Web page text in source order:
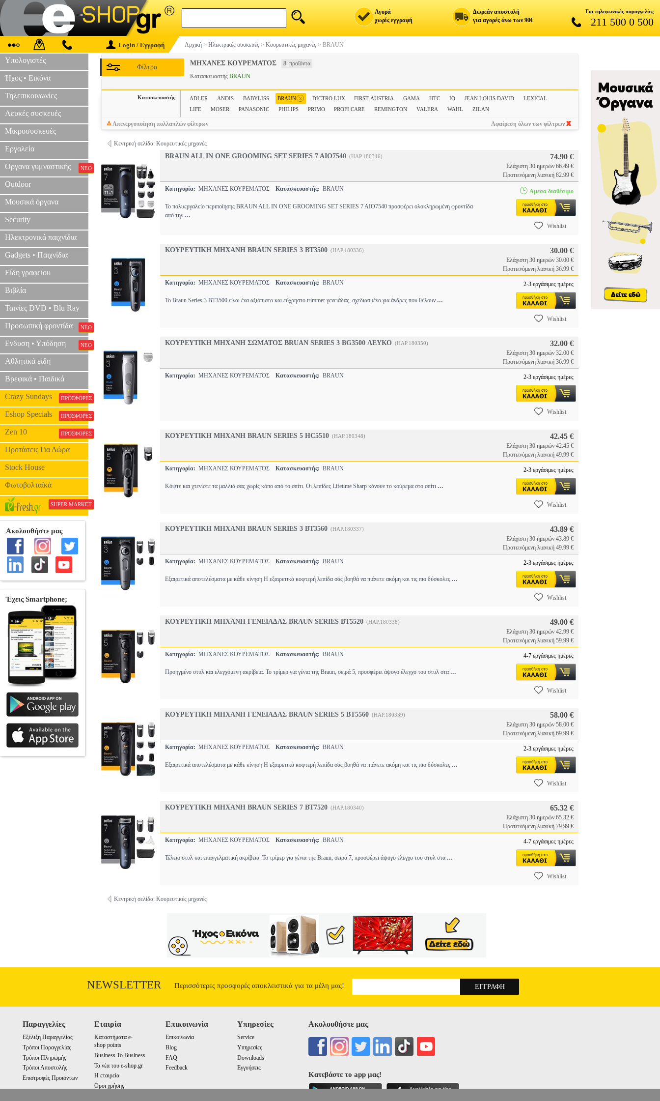
Αγορά
χωρίς εγγραφή
Δωρεάν αποστολή
για αγορές άνω των 90€
Για τηλεφωνικές παραγγελίες
211 500 0 500
Login / Εγγραφή Αρχική > Ηλεκτρικές συσκευές > Κουρευτικές μηχανές > BRAUN
Υπολογιστές
Ήχος • Εικόνα
Τηλεπικοινωνίες
Λευκές συσκευές
Μικροσυσκευές
Εργαλεία
Οργανα γυμναστικής ΝΕΟ
Outdoor
Μουσικά όργανα
Security
Ηλεκτρονικά παιχνίδια
Gadgets • Παιχνίδια
Είδη γραφείου
Βιβλία
Ταινίες DVD • Blu Ray
Προσωπική φροντίδα ΝΕΟ
Ενδυση • Υπόδηση ΝΕΟ
Αθλητικά είδη
Βρεφικά • Παιδικά
Crazy Sundays ΠΡΟΣΦΟΡΕΣ
Eshop Specials ΠΡΟΣΦΟΡΕΣ
Zen 10 ΠΡΟΣΦΟΡΕΣ
Προτάσεις Για Δώρα
Stock House
Φωτοβολταϊκά
SUPER MARKET
ΜΗΧΑΝΕΣ ΚΟΥΡΕΜΑΤΟΣ 8 προϊόντα
Φίλτρα
Κατασκευαστής BRAUN
Κατασκευαστής ADLER ANDIS BABYLISS BRAUN x DICTRO LUX FIRST AUSTRIA GAMA HTC IQ JEAN LOUIS DAVID
LEXICAL
LIFE
MOSER PANASONIC PHILIPS PRIMO PROFI CARE REMINGTON VALERA WAHL ZILAN
Απενεργοποίηση πολλαπλών φίλτρων Αφαίρεση όλων των φίλτρων
Κεντρική σελίδα: Κουρευτικές μηχανές
BRAUN ALL IN ONE GROOMING SET SERIES 7 AIO7540 (HAP.180346) 74.90 €
Ελάχιστη 30 ημερών 66.49 €
Προτεινόμενη λιανική 82.99 €
Κατηγορία: ΜΗΧΑΝΕΣ ΚΟΥΡΕΜΑΤΟΣ Κατασκευαστής: BRAUN
Το πολυεργαλείο περιποίησης BRAUN ALL IN ONE GROOMING SET SERIES 7 AIO7540 προσφέρει ολοκληρωμένη φροντίδα
από την ...
Αμεσα διαθέσιμο
Wishlist
ΚΟΥΡΕΥΤΙΚΗ ΜΗΧΑΝΗ BRAUN SERIES 3 BT3500 (HAP.180336) 30.00 €
Ελάχιστη 30 ημερών 30.00 €
Προτεινόμενη λιανική 36.99 €
Κατηγορία: ΜΗΧΑΝΕΣ ΚΟΥΡΕΜΑΤΟΣ Κατασκευαστής: BRAUN
Το Braun Series 3 BT3500 είναι ένα αξιόπιστο και εύχρηστο trimmer γενειάδας, σχεδιασμένο για άνδρες που θέλουν ...
2-3 εργάσιμες ημέρες
Wishlist
ΚΟΥΡΕΥΤΙΚΗ ΜΗΧΑΝΗ ΣΩΜΑΤΟΣ BRUAN SERIES 3 BG3500 ΛΕΥΚΟ (HAP.180350) 32.00 €
Ελάχιστη 30 ημερών 32.00 €
Προτεινόμενη λιανική 36.99 €
Κατηγορία: ΜΗΧΑΝΕΣ ΚΟΥΡΕΜΑΤΟΣ Κατασκευαστής: BRAUN 2-3 εργάσιμες ημέρες
Wishlist
ΚΟΥΡΕΥΤΙΚΗ ΜΗΧΑΝΗ BRAUN SERIES 5 HC5510 (HAP.180348) 42.45 €
Ελάχιστη 30 ημερών 42.45 €
Προτεινόμενη λιανική 49.99 €
Κατηγορία: ΜΗΧΑΝΕΣ ΚΟΥΡΕΜΑΤΟΣ Κατασκευαστής: BRAUN
Κόψτε και χτενίστε τα μαλλιά σας χωρίς κόπο από το σπίτι. Οι λεπίδες Lifetime Sharp κάνουν το κούρεμα στο σπίτι ...
2-3 εργάσιμες ημέρες
Wishlist
ΚΟΥΡΕΥΤΙΚΗ ΜΗΧΑΝΗ BRAUN SERIES 3 BT3560 (HAP.180337) 43.89 €
Ελάχιστη 30 ημερών 43.89 €
Προτεινόμενη λιανική 49.99 €
Κατηγορία: ΜΗΧΑΝΕΣ ΚΟΥΡΕΜΑΤΟΣ Κατασκευαστής: BRAUN
Εξαιρετικά αποτελέσματα με κάθε κίνηση Η εξαιρετικά κοφτερή λεπίδα σάς βοηθά να πιάνετε ακόμη και τις πιο δύσκολες ...
2-3 εργάσιμες ημέρες
Wishlist
ΚΟΥΡΕΥΤΙΚΗ ΜΗΧΑΝΗ ΓΕΝΕΙΑΔΑΣ BRAUN SERIES BT5520 (HAP.180338) 49.00 €
Ελάχιστη 30 ημερών 42.99 €
Προτεινόμενη λιανική 59.99 €
Κατηγορία: ΜΗΧΑΝΕΣ ΚΟΥΡΕΜΑΤΟΣ Κατασκευαστής: BRAUN
Προηγμένο στυλ και ελεγχόμενη ακρίβεια. Το τρίμερ για γένια της Braun, σειρά 5, προσφέρει άψογο έλεγχο του στυλ στα ...
4-7 εργάσιμες ημέρες
Wishlist
ΚΟΥΡΕΥΤΙΚΗ ΜΗΧΑΝΗ ΓΕΝΕΙΑΔΑΣ BRAUN SERIES 5 BT5560 (HAP.180339) 58.00 €
Ελάχιστη 30 ημερών 58.00 €
Προτεινόμενη λιανική 69.99 €
Κατηγορία: ΜΗΧΑΝΕΣ ΚΟΥΡΕΜΑΤΟΣ Κατασκευαστής: BRAUN
Εξαιρετικά αποτελέσματα με κάθε κίνηση Η εξαιρετικά κοφτερή λεπίδα σάς βοηθά να πιάνετε ακόμη και τις πιο δύσκολες ...
2-3 εργάσιμες ημέρες
Wishlist
ΚΟΥΡΕΥΤΙΚΗ ΜΗΧΑΝΗ BRAUN SERIES 7 BT7520 (HAP.180340) 65.32 €
Ελάχιστη 30 ημερών 65.32 €
Προτεινόμενη λιανική 79.99 €
Κατηγορία: ΜΗΧΑΝΕΣ ΚΟΥΡΕΜΑΤΟΣ Κατασκευαστής: BRAUN
Τέλειο στυλ και επαγγελματική ακρίβεια. Το τρίμερ για γένια της Braun, σειρά 7, προσφέρει άψογο έλεγχο του στυλ στα ...
4-7 εργάσιμες ημέρες
Wishlist
Κεντρική σελίδα: Κουρευτικές μηχανές
NEWSLETTER Περισσότερες προσφορές αποκλειστικά για τα μέλη μας!
Παραγγελίες
Εξέλιξη Παραγγελίας
Τρόποι Παραγγελίας
Τρόποι Πληρωμής
Τρόποι Αποστολής
Επιστροφές Προιόντων
Εταιρία
Καταστήματα e-
shop points
Business To Business
Τα νέα του e-shop.gr
Η εταιρεία
Οροι χρήσης
Επικοινωνία
Επικοινωνία
Blog
FAQ
Feedback
Υπηρεσίες
Service
Υπηρεσίες
Downloads
Εγγυήσεις
Ακολουθήστε μας
Κατεβάστε το app μας!